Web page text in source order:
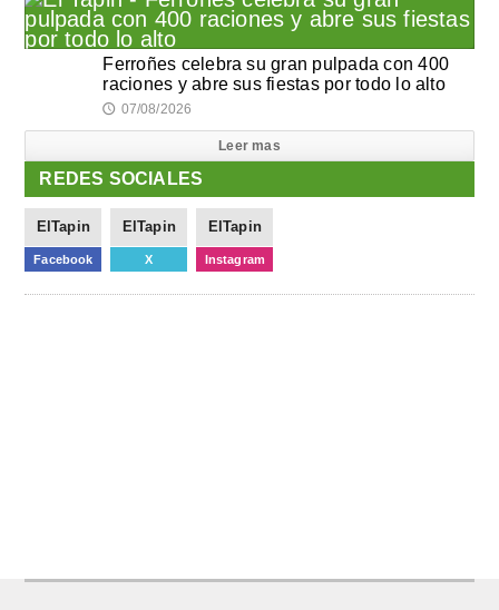
Ferroñes celebra su gran pulpada con 400
raciones y abre sus fiestas por todo lo alto
🕔 07/08/2026
Leer mas
REDES SOCIALES
ElTapin
Facebook
ElTapin
X
ElTapin
Instagram